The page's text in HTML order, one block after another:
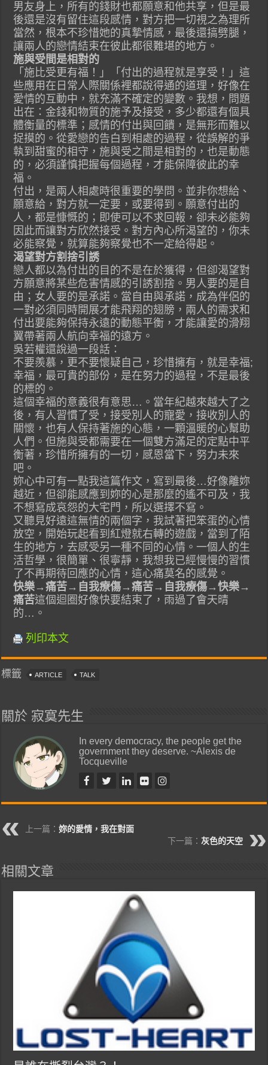
男友身上，所有的錢財也都願意和他共享，但是最
後還是沒有留住這段感情，對方把一切視之為理所
當然，根本不珍惜她的真摯情感，最後還搞劈腿，
讓兩人的戀情結束在彼此都很難堪的地方。
施與受間是相對的
「施比受更有福！」「付出的過程就是享受！」這
些應用在日常人際關係裡都說得通的道理，好像在
愛情的互動中，就充滿不確定的變數。我想，問題
出在：金錢和物質的施予及接受，多少都還有個具
體衡量的標準；感情的付出與回饋，是無形而難以
捉摸的。從愛戀的告白到相處的過程，從誤解的爭
執到甜蜜的相守，施與受之間是相對的，也是動態
的，必須謹慎把握每個過程，才能保障彼此的幸
福。
付出，是兩人相處時很重要的學問。並非你想給、
願意給，對方就一定要，或要得到。願意付出的
人，都是慷慨的；即使可以不求回報，卻未必能夠
因此而讓對方欣然接受。對方內心所渴望的，你未
必能察覺，就算能夠察覺也不一定給得起。
渴望對方割捨引誘
戀人都以為付出的目的不是在於獲得，但卻渴望對
方願意將某些危害情感的引誘割捨。男人要的是自
由；女人要的是承諾。當自由與承諾，成為伴侶的
一對必須同時開展才能飛翔的翅膀，兩人的需求和
付出要能夠保持永遠的動態平衡，才能讓愛的滑翔
翼帶著兩人航向幸福的遠方。
吳若權還說過一段話：
不要羨慕，更不要懷疑自己，珍惜擁有，就是幸福;
幸福，最可貴的部份，是在努力的過程，不是最後
的標的。
這個幸福的意義很有意思…。當年紀越來越大了之
後，有人習慣了受，接受別人的寵愛，接收別人的
關懷，也有人保持著施的心態，一顆溫暖的心幫助
人們。但施與受都需要在一個雙方滿足的定點中平
衡著，珍惜所擁有的一切，感恩當下，努力未來
吧。
妳心中可有一點我這篇作文，寫到最後…好像離妳
越近，但卻能感應到妳的心是那麼的遙不可及，我
不想寫成哀怨的大宅門，所以選擇不寫。
又聽見好遠這無情的兩個字，我試著把笨蛋的心情
放空，開始玩起看到紅燈就右轉的遊戲，當到了陌
生的地方，去感受另一種不同的心情。一個人的生
活哲學，很簡單、很寧靜，我想我已經慢慢的習慣
了不再期待回應的心情，這心痛莫名的感覺。
快樂→痛苦→自我療傷→痛苦→自我療傷→快樂→
痛苦這個迴圈好像快要結束了，雨過了會天晴
的…。
列印本文
標籤 ARTICLE TALK
關於 寂寞先生
In every democracy, the people get the
government they deserve. ~Alexis de
Tocqueville
上一篇：妳的愛情，我在對面
下一篇： 灰色的天空
相關文章